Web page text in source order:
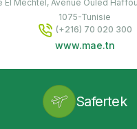
El Mechtel, Avenue Ouled
1075-Tunisie
(+216) 70 020 300
www.mae.tn
Safertek